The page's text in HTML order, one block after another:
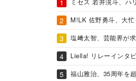
M!LK 佐野勇斗、大
塩﨑太智、芸能界が
Liella! リレーインタ
福山雅治、35周年を